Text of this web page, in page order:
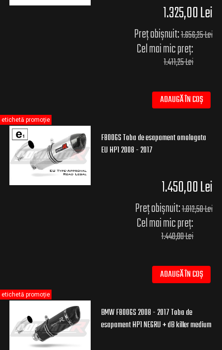
1.325,00 Lei
Preț obișnuit:1.656,25 Lei
Cel mai mic preț:
1.411,25 Lei
ADAUGĂ ÎN COȘ
F800GS Toba de esapament omologata
EU HP1 2008 - 2017
1.450,00 Lei
Preț obișnuit:1.812,50 Lei
Cel mai mic preț:
1.440,00 Lei
ADAUGĂ ÎN COȘ
etichetă promoție
BMW F800GS 2008 - 2017 Toba de
esapament HP1 NEGRU + dB killer medium
etichetă promoție